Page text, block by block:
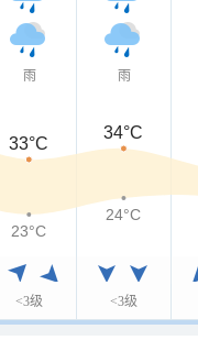
雨
<3级
雨
<3级
33°C
34°C
23°C
24°C